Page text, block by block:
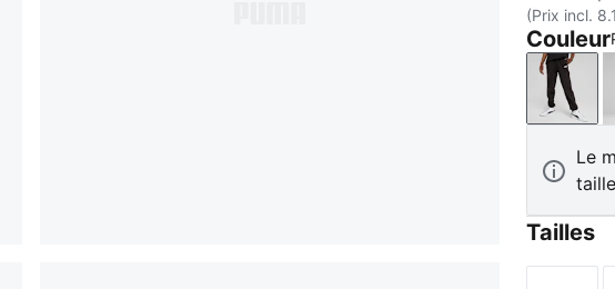
(Prix incl.
Couleur
Le
Tailles